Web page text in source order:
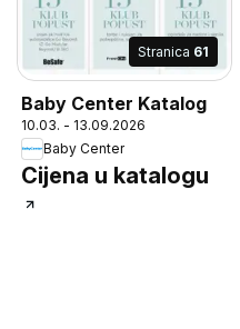
Stranica 61
Baby Center Katalog
10.03. - 13.09.2026
Baby Center
Cijena u katalogu